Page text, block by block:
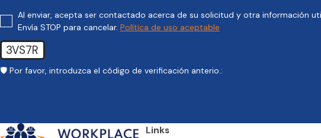
Al enviar, acepta ser contactado acerca de su solicitud y otra información
Envía STOP para cancelar. Política de uso aceptable
3VS7R
🛡️ Por favor, introduzca el código de verificación anterio.:
Links